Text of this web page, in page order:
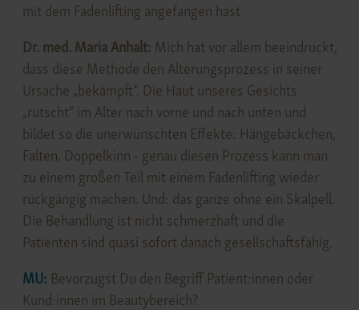
mit dem Fadenlifting angefangen hast
Dr. med. Maria Anhalt: Mich hat vor allem beeindruckt,
dass diese Methode den Alterungsprozess in seiner
Ursache „bekämpft“. Die Haut unseres Gesichts
„rutscht“ im Alter nach vorne und nach unten und
bildet so die unerwünschten Effekte: Hängebäckchen,
Falten, Doppelkinn - genau diesen Prozess kann man
zu einem großen Teil mit einem Fadenlifting wieder
rückgängig machen. Und: das ganze ohne ein Skalpell.
Die Behandlung ist nicht schmerzhaft und die
Patienten sind quasi sofort danach gesellschaftsfähig.
MU: Bevorzugst Du den Begriff Patient:innen oder
Kund:innen im Beautybereich?